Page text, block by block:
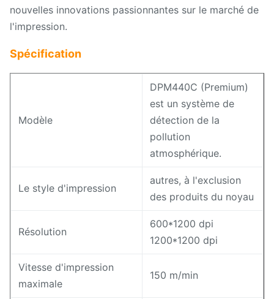
nouvelles innovations passionnantes sur le marché de
l'impression.
Spécification
Modèle
DPM440C (Premium)
est un système de
détection de la
pollution
atmosphérique.
Le style d'impression
autres, à l'exclusion
des produits du noyau
Résolution
600*1200 dpi
1200*1200 dpi
Vitesse d'impression
maximale
150 m/min